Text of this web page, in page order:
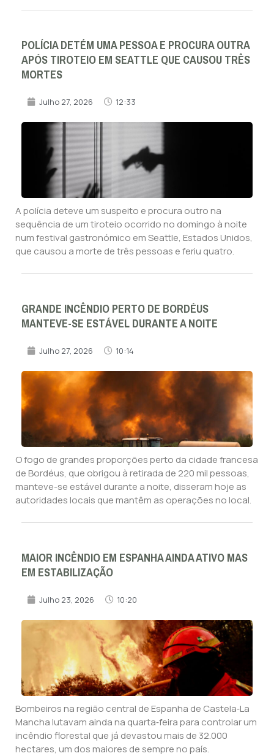
POLÍCIA DETÉM UMA PESSOA E PROCURA OUTRA
APÓS TIROTEIO EM SEATTLE QUE CAUSOU TRÊS
MORTES
Julho 27, 2026 12:33
A polícia deteve um suspeito e procura outro na
sequência de um tiroteio ocorrido no domingo à noite
num festival gastronómico em Seattle, Estados Unidos,
que causou a morte de três pessoas e feriu quatro.
GRANDE INCÊNDIO PERTO DE BORDÉUS
MANTEVE-SE ESTÁVEL DURANTE A NOITE
Julho 27, 2026 10:14
O fogo de grandes proporções perto da cidade francesa
de Bordéus, que obrigou à retirada de 220 mil pessoas,
manteve-se estável durante a noite, disseram hoje as
autoridades locais que mantêm as operações no local.
MAIOR INCÊNDIO EM ESPANHA AINDA ATIVO MAS
EM ESTABILIZAÇÃO
Julho 23, 2026 10:20
Bombeiros na região central de Espanha de Castela‑La
Mancha lutavam ainda na quarta‑feira para controlar um
incêndio florestal que já devastou mais de 32.000
hectares, um dos maiores de sempre no país.